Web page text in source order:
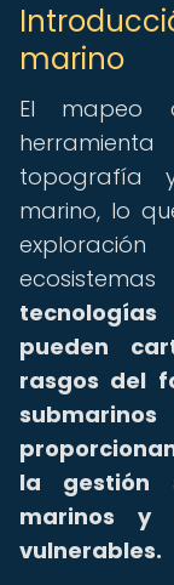
marino
El mapeo
topografía
marino, lo
pueden
rasgos del
la gestión
marinos y
vulnerables.